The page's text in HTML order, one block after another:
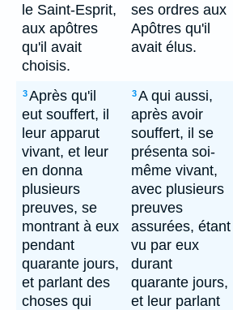
le Saint-Esprit,
aux apôtres
qu'il avait
choisis.
ses ordres aux
Apôtres qu'il
avait élus.
3Après qu'il
eut souffert, il
leur apparut
vivant, et leur
en donna
plusieurs
preuves, se
montrant à eux
pendant
quarante jours,
et parlant des
choses qui
3A qui aussi,
après avoir
souffert, il se
présenta soi-
même vivant,
avec plusieurs
preuves
assurées, étant
vu par eux
durant
quarante jours,
et leur parlant